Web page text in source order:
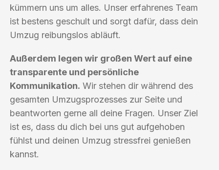
kümmern uns um alles. Unser erfahrenes Team
ist bestens geschult und sorgt dafür, dass dein
Umzug reibungslos abläuft.
Außerdem legen wir großen Wert auf eine
transparente und persönliche
Kommunikation. Wir stehen dir während des
gesamten Umzugsprozesses zur Seite und
beantworten gerne all deine Fragen. Unser Ziel
ist es, dass du dich bei uns gut aufgehoben
fühlst und deinen Umzug stressfrei genießen
kannst.